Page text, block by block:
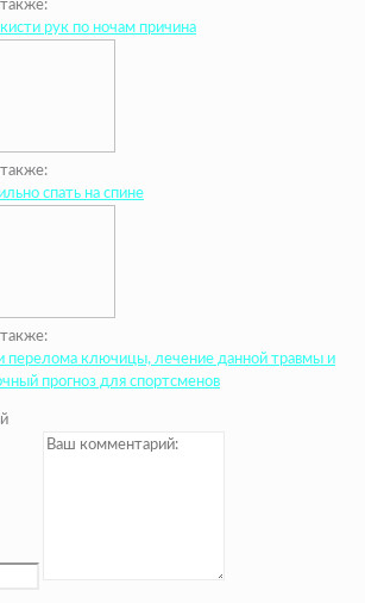
рук по ночам причина
спать на спине
перелома ключицы, лечение данной травмы и
прогноз для спортсменов